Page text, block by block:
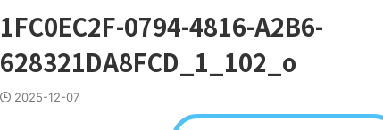
1FC0EC2F-0794-4816-A2B6-
628321DA8FCD_1_102_o
2025-12-07